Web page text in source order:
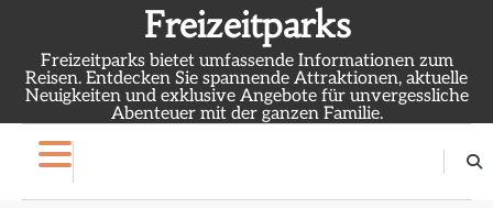
content
Freizeitparks
Freizeitparks bietet umfassende Informationen zum
Reisen. Entdecken Sie spannende Attraktionen, aktuelle
Neuigkeiten und exklusive Angebote für unvergessliche
Abenteuer mit der ganzen Familie.